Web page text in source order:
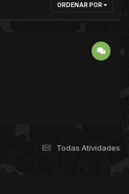
ORDENAR POR
Todas Atividades